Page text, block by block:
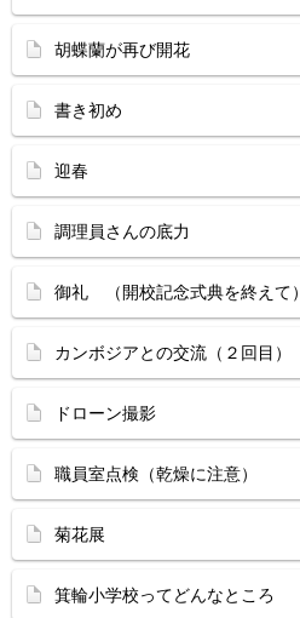
胡蝶蘭が再び開花
書き初め
迎春
調理員さんの底力
御礼 （開校記念式典を終えて）
カンボジアとの交流（２回目）
ドローン撮影
職員室点検（乾燥に注意）
菊花展
箕輪小学校ってどんなところ